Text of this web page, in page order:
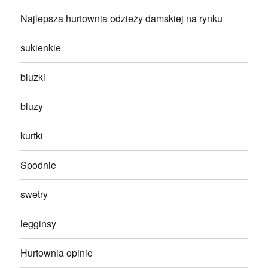
Najlepsza hurtownia odzieży damskiej na rynku
sukienkie
bluzki
bluzy
kurtki
Spodnie
swetry
legginsy
Hurtownia opinie